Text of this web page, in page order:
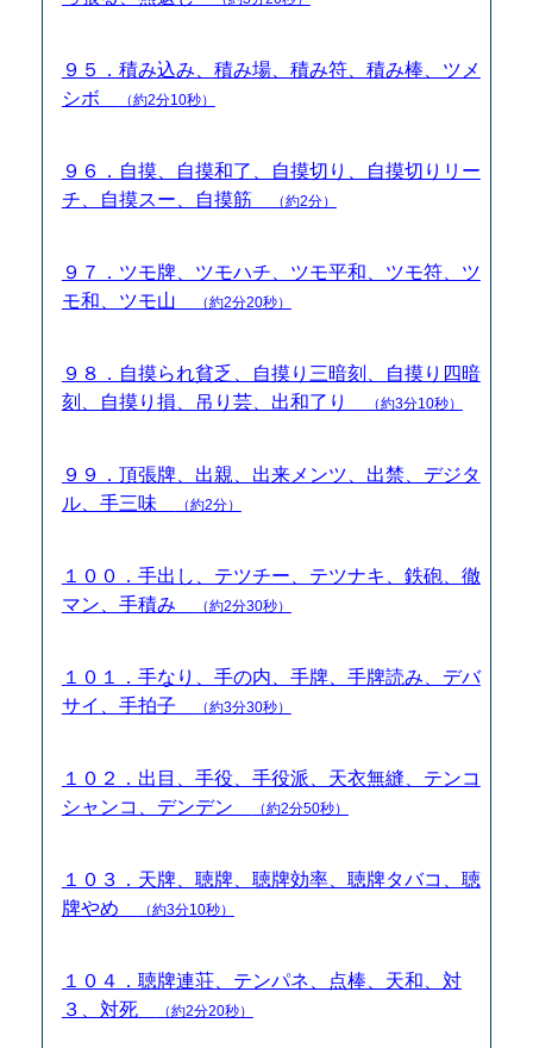
９５．積み込み、積み場、積み符、積み棒、ツメ
シボ
（約2分10秒）
９６．自摸、自摸和了、自摸切り、自摸切りリー
チ、自摸スー、自摸筋
（約2分）
９７．ツモ牌、ツモハチ、ツモ平和、ツモ符、ツ
モ和、ツモ山
（約2分20秒）
９８．自摸られ貧乏、自摸り三暗刻、自摸り四暗
刻、自摸り損、吊り芸、出和了り
（約3分10秒）
９９．頂張牌、出親、出来メンツ、出禁、デジタ
ル、手三味
（約2分）
１００．手出し、テツチー、テツナキ、鉄砲、徹
マン、手積み
（約2分30秒）
１０１．手なり、手の内、手牌、手牌読み、デバ
サイ、手拍子
（約3分30秒）
１０２．出目、手役、手役派、天衣無縫、テンコ
シャンコ、デンデン
（約2分50秒）
１０３．天牌、聴牌、聴牌効率、聴牌タバコ、聴
牌やめ
（約3分10秒）
１０４．聴牌連荘、テンパネ、点棒、天和、対
３、対死
（約2分20秒）